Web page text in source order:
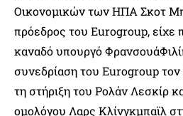
Οικονομικών των ΗΠΑ Σκοτ
πρόεδρος του Eurogroup, είχε
καναδό υπουργό
συνεδρίαση του Eurogroup τον
τη στήριξη του Ρολάν Λεσκίρ
ομολόγου Λαρς Κλίνγκμπαϊλ